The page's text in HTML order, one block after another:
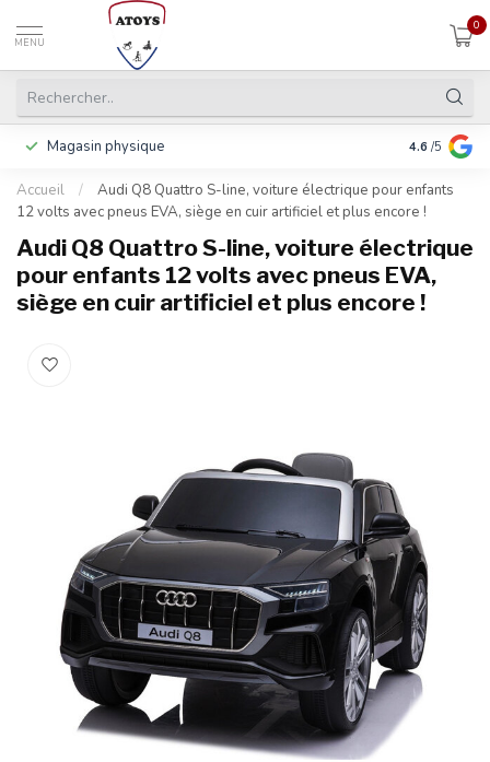
MENU
0
Magasin physique Y compris
4.6 /5
Accueil /
Audi Q8 Quattro S-line, voiture électrique pour enfants
12 volts avec pneus EVA, siège en cuir artificiel et plus encore !
Audi Q8 Quattro S-line, voiture électrique
pour enfants 12 volts avec pneus EVA,
siège en cuir artificiel et plus encore !